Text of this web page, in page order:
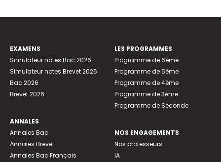
EXAMENS
Simulateur notes Bac 2026
Simulateur notes Brevet 2026
Bac 2026
Brevet 2026
ANNALES
Annales Bac
Annales Brevet
Annales Bac Français
LES PROGRAMMES
Programme de 6ème
Programme de 5ème
Programme de 4ème
Programme de 3ème
Programme de Seconde
NOS ENGAGEMENTS
Nos professeurs
IA